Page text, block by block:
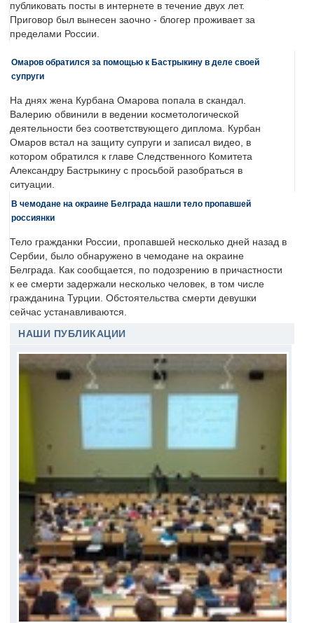
публиковать посты в интернете в течение двух лет.
Приговор был вынесен заочно - блогер проживает за
пределами России.
Омаров обратился за помощью к Бастрыкину в деле своей
супруги
На днях жена Курбана Омарова попала в скандал.
Валерию обвинили в ведении косметологической
деятельности без соответствующего диплома. Курбан
Омаров встал на защиту супруги и записал видео, в
котором обратился к главе Следственного Комитета
Александру Бастрыкину с просьбой разобраться в
ситуации.
В чемодане на окраине Белграда нашли тело пропавшей
россиянки
Тело гражданки России, пропавшей несколько дней назад в
Сербии, было обнаружено в чемодане на окраине
Белграда. Как сообщается, по подозрению в причастности
к ее смерти задержали несколько человек, в том числе
гражданина Турции. Обстоятельства смерти девушки
сейчас устанавливаются.
НАШИ ПУБЛИКАЦИИ